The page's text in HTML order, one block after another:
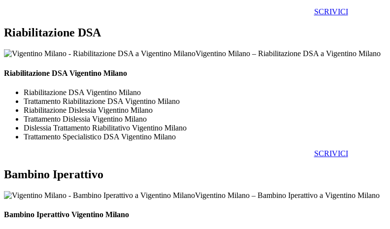
SCRIVICI
Riabilitazione DSA
Vigentino Milano – Riabilitazione DSA a Vigentino Milano
Riabilitazione DSA Vigentino Milano
Riabilitazione DSA Vigentino Milano
Trattamento Riabilitazione DSA Vigentino Milano
Riabilitazione Dislessia Vigentino Milano
Trattamento Dislessia Vigentino Milano
Dislessia Trattamento Riabilitativo Vigentino Milano
Trattamento Specialistico DSA Vigentino Milano
SCRIVICI
Bambino Iperattivo
Vigentino Milano – Bambino Iperattivo a Vigentino Milano
Bambino Iperattivo Vigentino Milano